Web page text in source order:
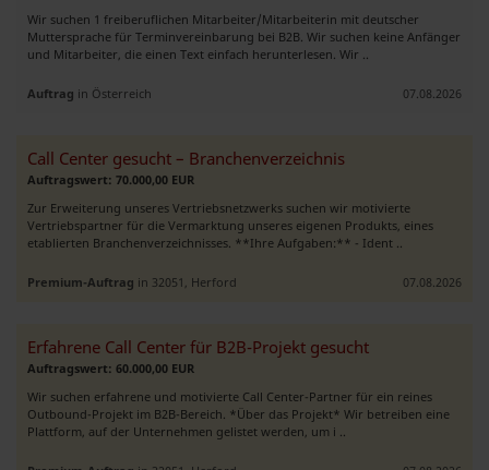
Wir suchen 1 freiberuflichen Mitarbeiter/Mitarbeiterin mit deutscher
Muttersprache für Terminvereinbarung bei B2B. Wir suchen keine Anfänger
und Mitarbeiter, die einen Text einfach herunterlesen. Wir ..
Auftrag in Österreich 07.08.2026
Call Center gesucht – Branchenverzeichnis
Auftragswert: 70.000,00 EUR
Zur Erweiterung unseres Vertriebsnetzwerks suchen wir motivierte
Vertriebspartner für die Vermarktung unseres eigenen Produkts, eines
etablierten Branchenverzeichnisses. **Ihre Aufgaben:** - Ident ..
Premium-Auftrag in 32051, Herford 07.08.2026
Erfahrene Call Center für B2B-Projekt gesucht
Auftragswert: 60.000,00 EUR
Wir suchen erfahrene und motivierte Call Center-Partner für ein reines
Outbound-Projekt im B2B-Bereich. *Über das Projekt* Wir betreiben eine
Plattform, auf der Unternehmen gelistet werden, um i ..